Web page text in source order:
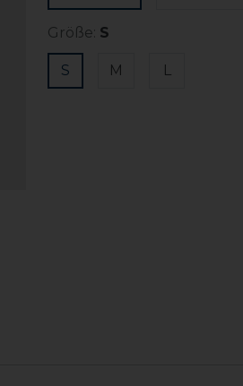
Größe: S
S M L